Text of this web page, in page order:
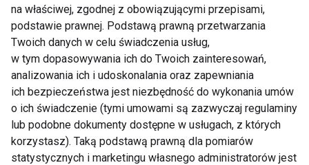
okresach zwiększonego zapotrzebowania na jakiś
składnik diety oraz przy poprawie nastroju czy
zwiększeniu wydolności psychofizycznej
organizmu. Producenci poszczególne wyroby
kierują do określonych grup targetowych. Ze
względu na zaspokajanie specyficznych potrzeb w
żywności funkcjonalnej wyróżnić można
następujące rodzaje:
na właściwej, zgodnej z obowiązującymi przepisami,
podstawie prawnej. Podstawą prawną przetwarzania
Twoich danych w celu świadczenia usług,
w tym dopasowywania ich do Twoich zainteresowań,
analizowania ich i udoskonalania oraz zapewniania
ich bezpieczeństwa jest niezbędność do wykonania umów
o ich świadczenie (tymi umowami są zazwyczaj regulaminy
lub podobne dokumenty dostępne w usługach, z których
korzystasz). Taką podstawą prawną dla pomiarów
statystycznych i marketingu własnego administratorów jest